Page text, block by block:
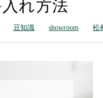
れ方法
豆知識 showroom 松